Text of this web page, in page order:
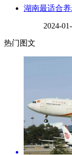
湖南最适合
2024-
热门图文